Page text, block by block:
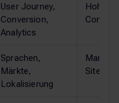
User Journey,
Conversion,
Analytics
Hohe
Sprachen,
Märkte,
Lokalisierung
Site-